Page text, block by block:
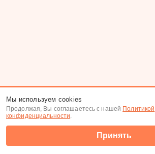
Мы используем cookies
Продолжая, Вы соглашаетесь с нашей Политикой
конфиденциальности.
Принять